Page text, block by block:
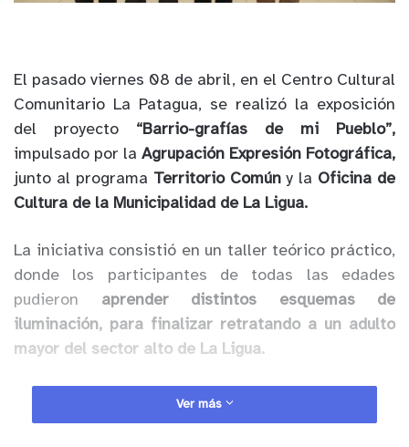
El pasado viernes 08 de abril, en el Centro Cultural
Comunitario La Patagua, se realizó la exposición
del proyecto “Barrio-grafías de mi Pueblo”,
impulsado por la Agrupación Expresión Fotográfica,
junto al programa Territorio Comúny la Oficina de
Cultura de la Municipalidad de La Ligua.
La iniciativa consistió en un taller teórico práctico,
donde los participantes de todas las edades
pudieron aprender distintos esquemas de
iluminación, para finalizar retratando a un adulto
mayor del sector alto de La Ligua.
Anuncio Patrocinado
El objetivo central es difundir la memoria histórica
Ver más